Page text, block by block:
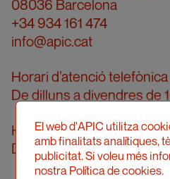
08036 Barcelona
+34 934 161 474
info@apic.cat
Horari d’atenció telefònica
De dilluns a divendres de
Horari d’atenció
Demanar cita prèvia
El web d'APIC utilitza
amb finalitats analítiques,
publicitat. Si voleu més
nostra Política de cookies.